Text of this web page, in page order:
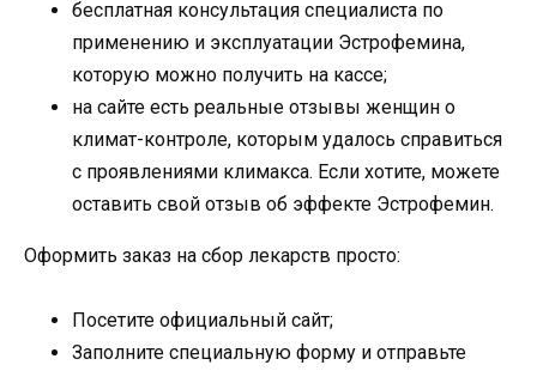
бесплатная консультация специалиста по
применению и эксплуатации Эстрофемина,
которую можно получить на кассе;
на сайте есть реальные отзывы женщин о
климат-контроле, которым удалось справиться
с проявлениями климакса. Если хотите, можете
оставить свой отзыв об эффекте Эстрофемин.
Оформить заказ на сбор лекарств просто:
Посетите официальный сайт;
Заполните специальную форму и отправьте